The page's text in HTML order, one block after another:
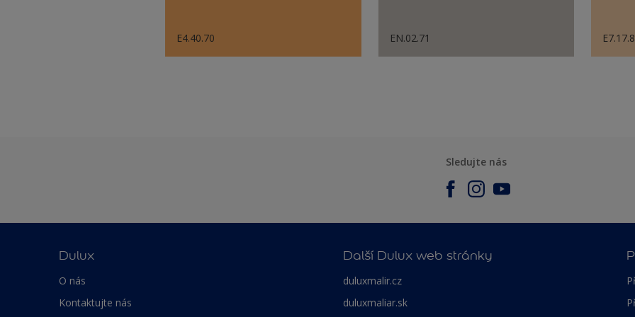
E4.40.70 EN.02.71
Sledujte nás
Dulux
O nás
Kontaktujte nás
Další Dulux web stránky
duluxmalir.cz
duluxmaliar.sk